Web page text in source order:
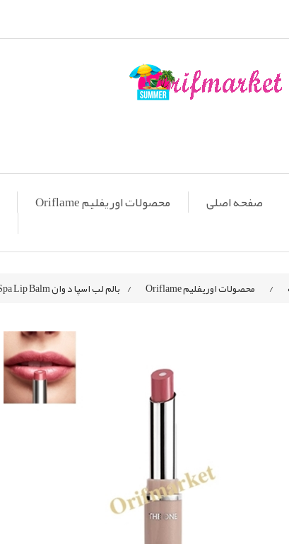
صفحه اصلی محصولات اوریفلیم Oriflame
/ محصولات اوریفلیم Oriflame / بالم لب اسپا د وان The ONE Lip Spa Lip Balm